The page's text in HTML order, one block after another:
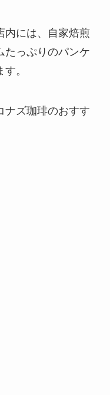
内には、自家焙煎
たっぷりのパンケ
。
ナズ珈琲のおすす